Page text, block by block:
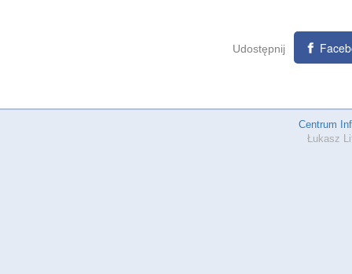
Udostępnij
Centrum
Łukasz